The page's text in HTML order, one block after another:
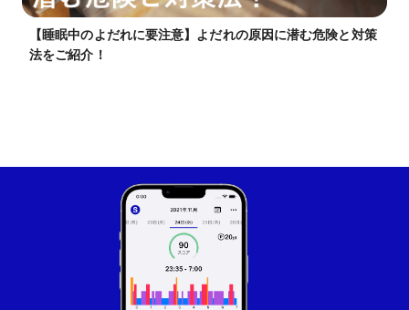
【睡眠中のよだれに要注意】よだれの原因に潜む危険と対策
法をご紹介！